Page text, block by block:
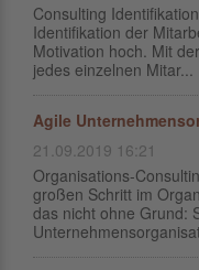
Consulting
Identifikation der
Motivation hoch. Mit
jedes einzelnen Mitar...
Agile
21.09.2019 16:21
Organisations-
großen Schritt im
das nicht ohne Grund: